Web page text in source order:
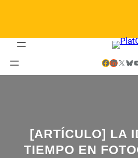
Facebook LinkedIn X Bluesky YouTube
[ARTÍCULO] LA
TIEMPO EN